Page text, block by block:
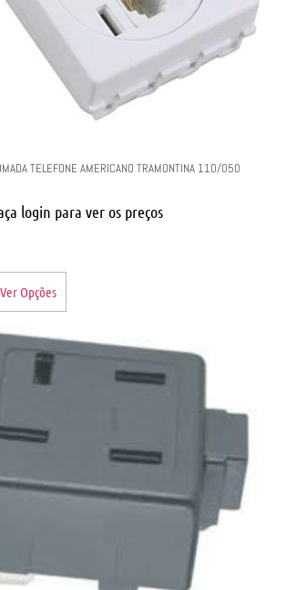
TELEFONE AMERICANO TRAMONTINA 110/050
login para ver os preços
Ver Opções